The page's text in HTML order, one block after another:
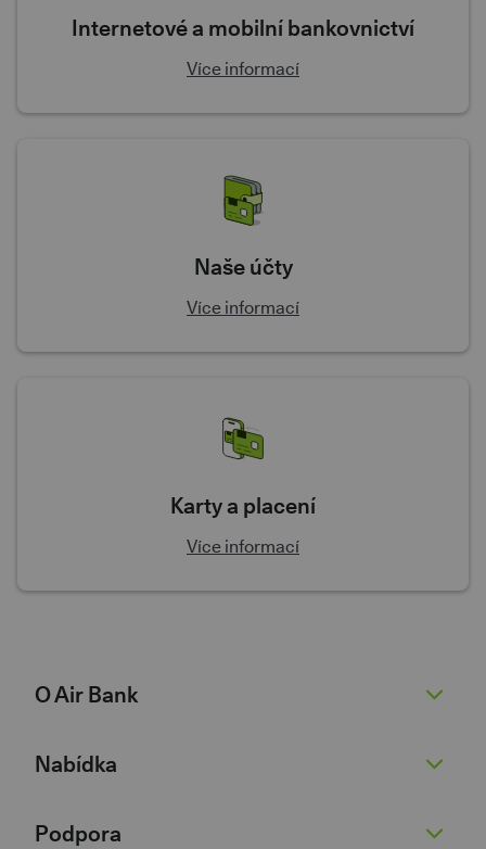
Internetové a mobilní bankovnictví
Více informací
Naše účty
Více informací
Karty a placení
Více informací
O Air Bank
O nás
Nabídka
Podpora